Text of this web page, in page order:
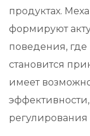
продуктах.
формируют
поведения,
становится
имеет